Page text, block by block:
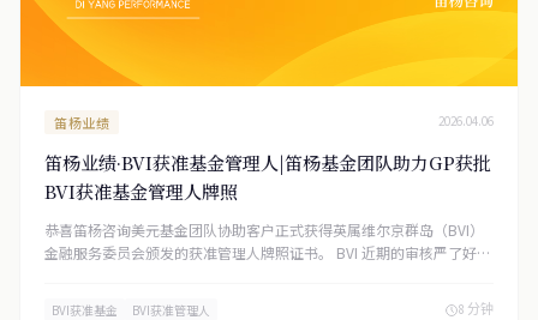
笛杨业绩 2026.04.06
笛杨业绩·BVI获准基金管理人|笛杨基金团队助力GP获批
BVI获准基金管理人牌照
恭喜笛杨咨询美元基金团队协助客户正式获得英属维尔京群岛（BVI）
金融服务委员会颁发的获准管理人牌照证书。 BVI 近期的审核严了好
BVI获准基金 BVI获准管理人 8 分钟